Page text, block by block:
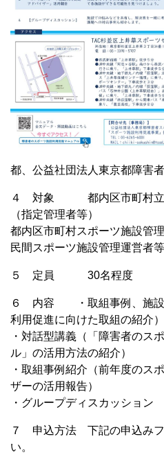
都、公益社団法人東京都障害
４ 対象 都内区市町村立ス
（指定管理者等）
都内区市町村スポーツ施設管
民間スポーツ施設管理運営者等
５ 定員 30名程度
６ 内容 ・取組事例、施設
利用促進に向けた取組の紹介）
・対話型講義（「障害者のス
ル」の活用方法の紹介）
・取組事例紹介（前年度のス
ザーの活用報告）
・グループディスカッション
７ 申込方法 下記の申込みフ
い。